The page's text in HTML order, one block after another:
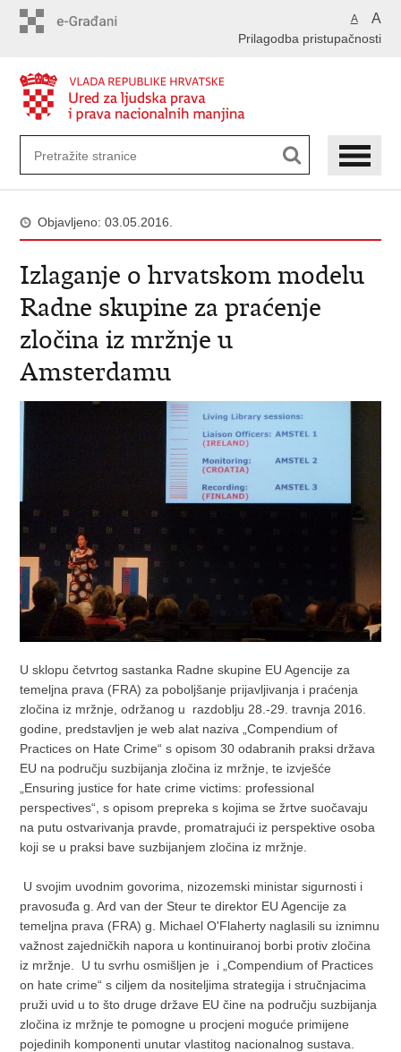
A A
Prilagodba pristupačnosti
Objavljeno: 03.05.2016.
Izlaganje o hrvatskom modelu
Radne skupine za praćenje
zločina iz mržnje u
Amsterdamu
U sklopu četvrtog sastanka Radne skupine EU Agencije za
temeljna prava (FRA) za poboljšanje prijavljivanja i praćenja
zločina iz mržnje, održanog u razdoblju 28.-29. travnja 2016.
godine, predstavljen je web alat naziva „Compendium of
Practices on Hate Crime“ s opisom 30 odabranih praksi država
EU na području suzbijanja zločina iz mržnje, te izvješće
„Ensuring justice for hate crime victims: professional
perspectives“, s opisom prepreka s kojima se žrtve suočavaju
na putu ostvarivanja pravde, promatrajući iz perspektive osoba
koji se u praksi bave suzbijanjem zločina iz mržnje.
U svojim uvodnim govorima, nizozemski ministar sigurnosti i
pravosuđa g. Ard van der Steur te direktor EU Agencije za
temeljna prava (FRA) g. Michael O'Flaherty naglasili su iznimnu
važnost zajedničkih napora u kontinuiranoj borbi protiv zločina
iz mržnje. U tu svrhu osmišljen je i „Compendium of Practices
on hate crime“ s ciljem da nositeljima strategija i stručnjacima
pruži uvid u to što druge države EU čine na području suzbijanja
zločina iz mržnje te pomogne u procjeni moguće primijene
pojedinih komponenti unutar vlastitog nacionalnog sustava.